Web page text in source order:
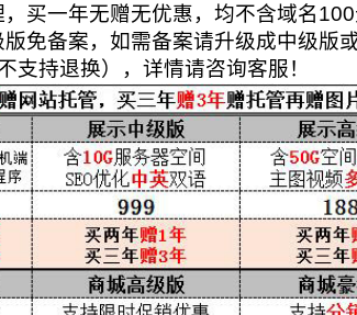
买一年无赠无优惠，均不含域名
免备案，如需备案请升级成中级版
支持退换），详情请咨询客服！